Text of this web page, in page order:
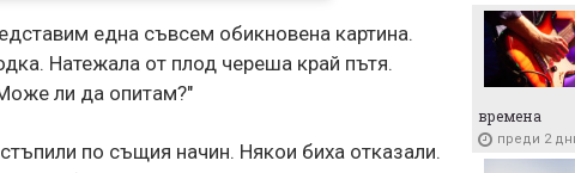
една съвсем обикновена картина.
Натежала от плод череша край пътя.
ли да опитам?"
по същия начин. Някои биха отказали.
времена
преди 2